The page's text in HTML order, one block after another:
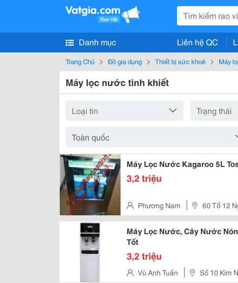
Danh mục Liên hệ QC
Trang Chủ Đồ gia dụng Thiết bị sức khoẻ Máy
Máy lọc nước tinh khiết
Máy
3,2 triệu
Phương Nam
60 Tổ 12
Long Biên - Hn
Máy Lọc Nước, Cây Nước
Tốt
3,2 triệu
Vũ Anh Tuấn
Số 10 Kim